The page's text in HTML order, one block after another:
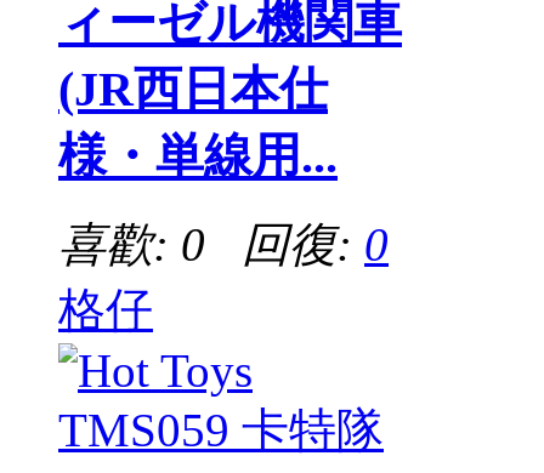
ィーゼル機関車
(JR西日本仕
様・単線用...
喜歡: 0 回復: 0
格仔